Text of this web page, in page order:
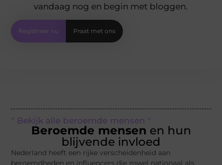
vandaag nog en begin met bloggen.
Registreer nu Praat met ons
" Bekijk alle beroemde mensen "
Beroemde mensen en hun
blijvende invloed
Nederland heeft een rijke verscheidenheid aan
beroemdheden en influencers die zowel nationaal als